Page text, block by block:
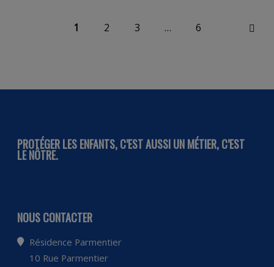
1 2 3 … 6 NEXT
PROTÉGER LES ENFANTS, C’EST AUSSI UN MÉTIER, C’EST
LE NÔTRE.
NOUS CONTACTER
Résidence Parmentier
10 Rue Parmentier